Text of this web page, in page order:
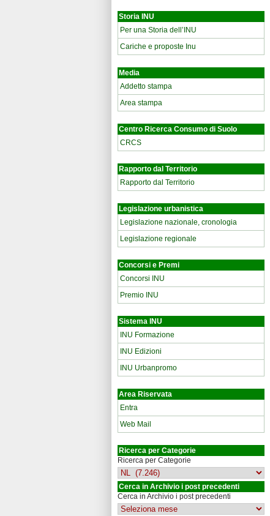
Storia INU
Per una Storia dell’INU
Cariche e proposte Inu
Media
Addetto stampa
Area stampa
Centro Ricerca Consumo di Suolo
CRCS
Rapporto dal Territorio
Rapporto dal Territorio
Legislazione urbanistica
Legislazione nazionale, cronologia
Legislazione regionale
Concorsi e Premi
Concorsi INU
Premio INU
Sistema INU
INU Formazione
INU Edizioni
INU Urbanpromo
Area Riservata
Entra
Web Mail
Ricerca per Categorie
Ricerca per Categorie
Cerca in Archivio i post precedenti
Cerca in Archivio i post precedenti